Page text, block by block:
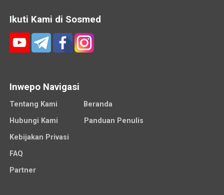
Ikuti Kami di Sosmed
Inwepo Navigasi
Tentang Kami
Beranda
Hubungi Kami
Panduan Penulis
Kebijakan Privasi
FAQ
Partner